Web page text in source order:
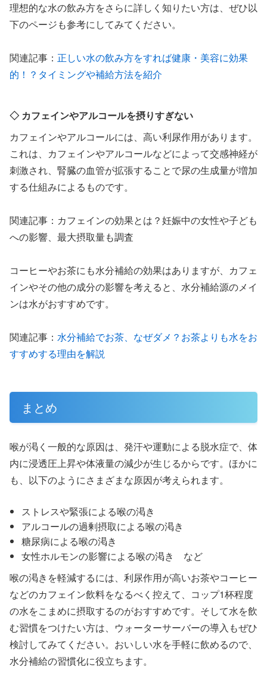
理想的な水の飲み方をさらに詳しく知りたい方は、ぜひ以
下のページも参考にしてみてください。
関連記事： 正しい水の飲み方をすれば健康・美容に効果
的！？タイミングや補給方法を紹介
◇ カフェインやアルコールを摂りすぎない
カフェインやアルコールには、高い利尿作用があります。
これは、カフェインやアルコールなどによって交感神経が
刺激され、腎臓の血管が拡張することで尿の生成量が増加
する仕組みによるものです。
関連記事：カフェインの効果とは？妊娠中の女性や子ども
への影響、最大摂取量も調査
コーヒーやお茶にも水分補給の効果はありますが、カフェ
インやその他の成分の影響を考えると、水分補給源のメイ
ンは水がおすすめです。
関連記事： 水分補給でお茶、なぜダメ？お茶よりも水をお
すすめする理由を解説
まとめ
喉が渇く一般的な原因は、発汗や運動による脱水症で、体
内に浸透圧上昇や体液量の減少が生じるからです。ほかに
も、以下のようにさまざまな原因が考えられます。
ストレスや緊張による喉の渇き
アルコールの過剰摂取による喉の渇き
糖尿病による喉の渇き
女性ホルモンの影響による喉の渇き など
喉の渇きを軽減するには、利尿作用が高いお茶やコーヒー
などのカフェイン飲料をなるべく控えて、コップ1杯程度
の水をこまめに摂取するのがおすすめです。そして水を飲
む習慣をつけたい方は、ウォーターサーバーの導入もぜひ
検討してみてください。おいしい水を手軽に飲めるので、
水分補給の習慣化に役立ちます。